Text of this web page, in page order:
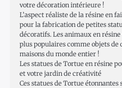
votre décoration intérieure !
L’aspect réaliste de la résine en
pour la fabrication de petites
décoratifs. Les animaux en
plus populaires comme objets de
maisons du monde entier !
Les statues de Tortue en résine
et votre jardin de créativité
Ces statues de Tortue étonnantes